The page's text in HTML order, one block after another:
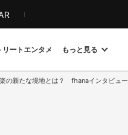
リート エンタメ もっと見る
の新たな境地とは？ fhanaインタビュー